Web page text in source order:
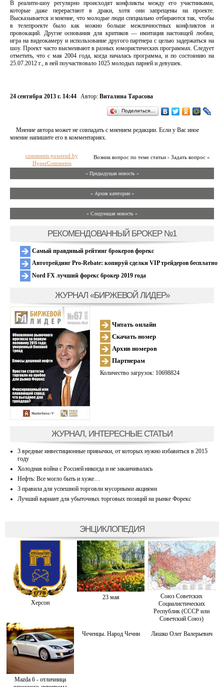
В реалити-шоу регулярно происходят конфликты между его участниками,
которые даже перерастают в драки, хотя они запрещены на проекте.
Высказывается и мнение, что молодые люди специально отбираются так, чтобы
в телепроекте было как можно больше межличностных конфликтов и
провокаций. Другие основания для критиков — имитация настоящей любви,
игра на видеокамеру и использование другого партнера с целью задержаться на
шоу. Проект часто высмеивают в разных юмористических программах. Следует
отметить, что с мая 2004 года, когда началась программа, и по состоянию на
25.07.2012 г., в ней поучаствовало 1025 молодых парней и девушек.
24 сентября 2013 г. 14:44 Автор: Виталина Тарасова
Поделиться…
Мнение автора может не совпадать с мнением редакции. Если у Вас иное
мнение напишите его в комментариях.
Возник вопрос по теме статьи - Задать вопрос »
comments powered by
HyperComments
« Предыдущая новость «
» Архив категории «
» Следующая новость »
РЕКОМЕНДОВАННЫЙ БРОКЕР №1
Самый правдивый рейтинг брокеров форекс
Автотрейдинг Pro-Rebate: копируй сделки VIP трейдеров бесплатно
Nord FX лучший форекс брокер 2019 года
ЖУРНАЛ «БИРЖЕВОЙ ЛИДЕР»
Читать онлайн
Скачать номер
Архив номеров
Партнерам
Количество загрузок: 10698824
ЖУРНАЛ, ИНТЕРЕСНЫЕ СТАТЬИ
3 вредные инвестиционные привычки, от которых нужно избавиться в 2015
году
Холодная война с Россией никогда и не заканчивалась
Нефть: Все могло быть и хуже…
3 правила для успешной торговли мусорными акциями
Лучший вариант для убыточных торговых позиций на рынке Форекс
ЭНЦИКЛОПЕДИЯ
Херсон
23 мая
Союз Советских
Социалистических
Республик (СССР или
Советский Союз)
Mazda 6 - отличница
Чеченцы. Народ Чечни Ляшко Олег Валерьевич